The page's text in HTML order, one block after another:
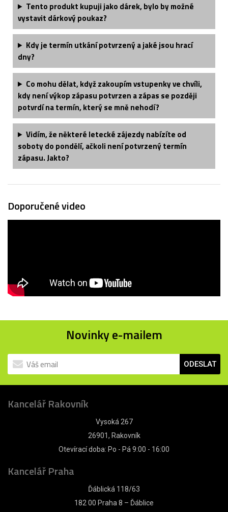
Tento produkt kupuji jako dárek, bylo by možné
vystavit dárkový poukaz?
Kdy je termín utkání potvrzený a jaké jsou hrací
dny?
Co mohu dělat, když zakoupím vstupenky ve chvíli,
kdy není výkop zápasu potvrzen a zápas se později
potvrdí na termín, který se mně nehodí?
Vidím, že některé letecké zájezdy nabízíte od
soboty do pondělí, ačkoli není potvrzený termín
zápasu. Jakto?
Doporučené video
Novinky e-mailem
ODESLAT
Kancelář Rakovník
Vysoká 267
26901, Rakovník
Otevírací doba: Po - Pá 9:00 - 16:00
Kancelář Praha
Ďáblická 118/63
182 00 Praha 8 – Ďáblice